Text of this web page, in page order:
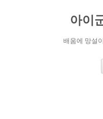
아이
배움에 망설